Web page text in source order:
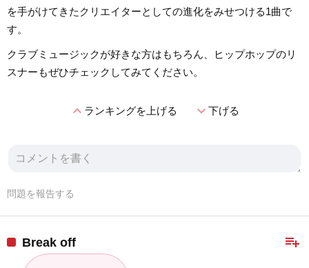
を手がけてきたクリエイターとしての進化をみせつける1曲で
す。
クラブミュージックが好きな方はもちろん、ヒップホップのリ
スナーもぜひチェックしてみてください。
expand_lessランキングを上げる expand_more下げる
問題を報告する
playlist_add
Break off